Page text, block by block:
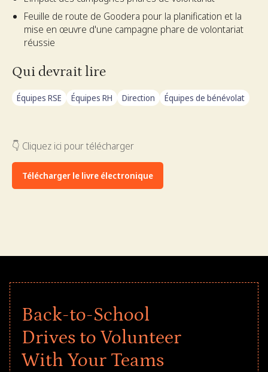
Feuille de route de Goodera pour la planification et la
mise en œuvre d'une campagne phare de volontariat
réussie
Qui devrait lire
Équipes RSE Équipes RH Direction Équipes de bénévolat
👇 Cliquez ici pour télécharger
Télécharger le livre électronique
Back-to-School
Drives to Volunteer
With Your Teams